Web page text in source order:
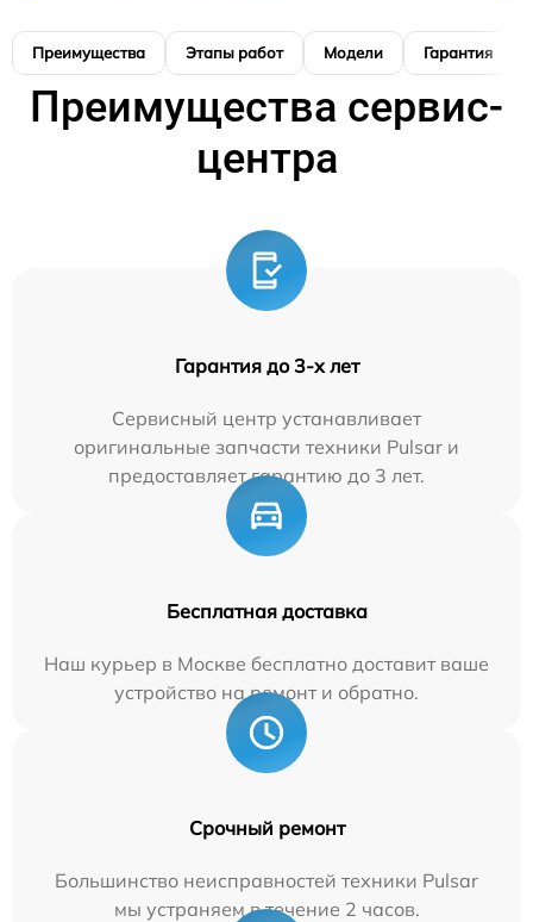
Преимущества Этапы работ Модели Гарантия
Преимущества сервис-
центра
Гарантия до 3-х лет
Сервисный центр устанавливает
оригинальные запчасти техники Pulsar и
предоставляет гарантию до 3 лет.
Бесплатная доставка
Наш курьер в Москве бесплатно доставит ваше
устройство на ремонт и обратно.
Срочный ремонт
Большинство неисправностей техники Pulsar
мы устраняем в течение 2 часов.